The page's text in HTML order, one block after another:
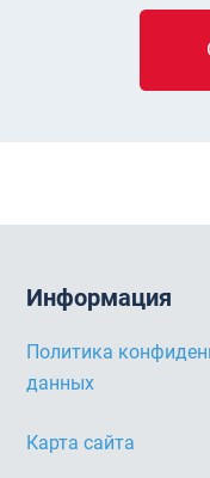
Информация
Политика
данных
Карта сайта